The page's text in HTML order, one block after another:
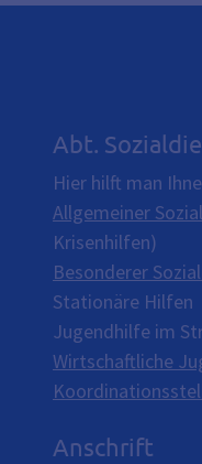
Abt.
Hier hilft man
Allgemeiner
Krisenhilfen)
Besonderer
Stationäre Hilfen
Jugendhilfe im
Wirtschaftliche
Anschrift